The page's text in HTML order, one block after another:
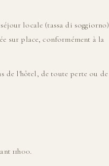
locale (tassa di soggiorno)
sur place, conformément à la
de l'hôtel, de toute perte ou de
11h00.